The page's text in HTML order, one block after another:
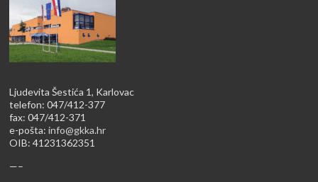
Ljudevita Šestića 1, Karlovac
telefon: 047/412-377
fax: 047/412-371
e-pošta:info@gkka.hr
OIB: 41231362351
—–